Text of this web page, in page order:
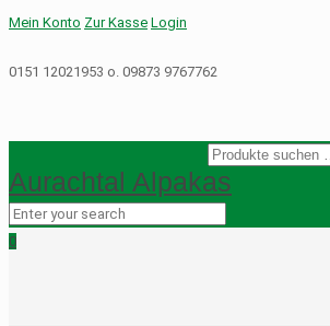
Mein Konto Zur Kasse Login
0151 12021953 o. 09873 9767762
Suche
nach:
Aurachtal Alpakas
0